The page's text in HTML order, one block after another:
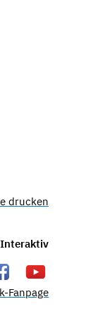
drucken
Fanpage